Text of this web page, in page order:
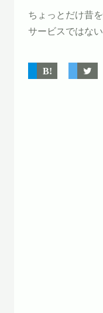
ちょっとだけ昔
サービスではない